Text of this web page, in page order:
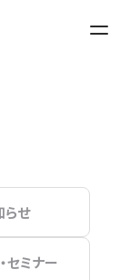
らせ
セミナー